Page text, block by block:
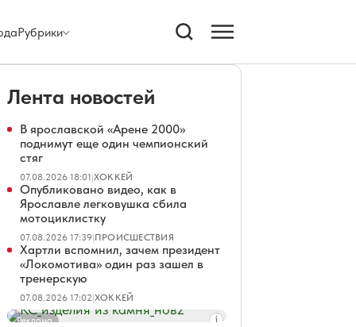
Рубрики
Лента новостей
В ярославской «Арене 2000»
поднимут еще один чемпионский
стяг
07.08.2026 18:01|ХОККЕЙ
Опубликовано видео, как в
Ярославле легковушка сбила
мотоциклистку
07.08.2026 17:39|ПРОИСШЕСТВИЯ
Хартли вспомнил, зачем президент
«Локомотива» один раз зашел в
тренерскую
07.08.2026 17:02|ХОККЕЙ
Реклама